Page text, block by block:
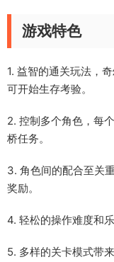
游戏特色
1. 益智的通关玩法，
可开始生存考验。
2. 控制多个角色，每
桥任务。
3. 角色间的配合至关
奖励。
4. 轻松的操作难度和
5. 多样的关卡模式带